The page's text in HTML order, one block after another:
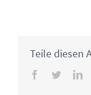
Teile diesen
Facebook
Twitter